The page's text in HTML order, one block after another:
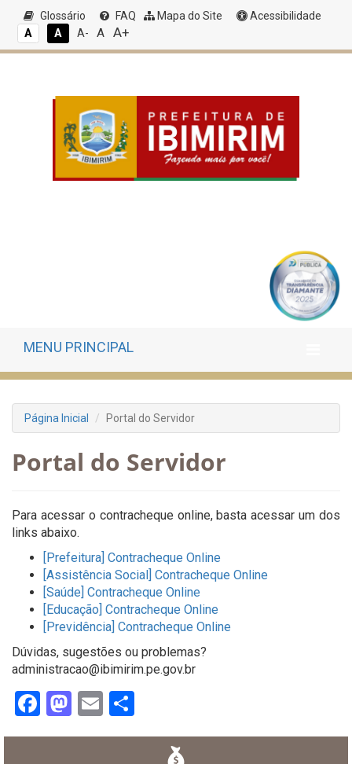
Glossário FAQ Mapa do Site
Acessibilidade
A
A A- A A+
MENU PRINCIPAL
Página Inicial Portal do Servidor
Portal do Servidor
Para acessar o contracheque online, basta acessar um dos
links abaixo.
[Prefeitura] Contracheque Online
[Assistência Social] Contracheque Online
[Saúde] Contracheque Online
[Educação] Contracheque Online
[Previdência] Contracheque Online
Dúvidas, sugestões ou problemas?
administracao@ibimirim.pe.gov.br
Facebook
Mastodon
Email